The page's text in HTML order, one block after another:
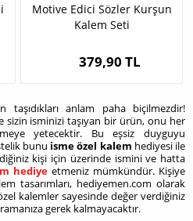
Motive Edici Sözler Kurşun
Kalem Seti
379,90 TL
anlam paha biçilmezdir!
sizin isminizi taşıyan bir ürün, onu her
yetecektir. Bu eşsiz duyguyu
bunu isme özel kalem hediyesi ile
kişi için üzerinde ismini ve hatta
hediyeetmeniz mümkündür. Kişiye
tasarımları, hediyemen.com olarak
kalemler sayesinde değer verdiğiniz
gerek kalmayacaktır.